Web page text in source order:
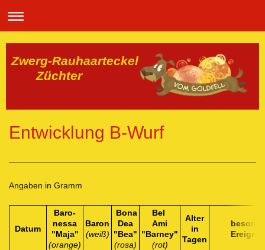
Zwerg-Rauhaarteckel
Züchter
Entwicklung B-Wurf
Angaben in Gramm
Datum
Baro-
nessa
"Maja"
(orange)
Baron
(weiß)
Bona
Dea
"Bea"
(rosa)
Bel
Ami
"Barney"
(rot)
Alter
in
Tagen